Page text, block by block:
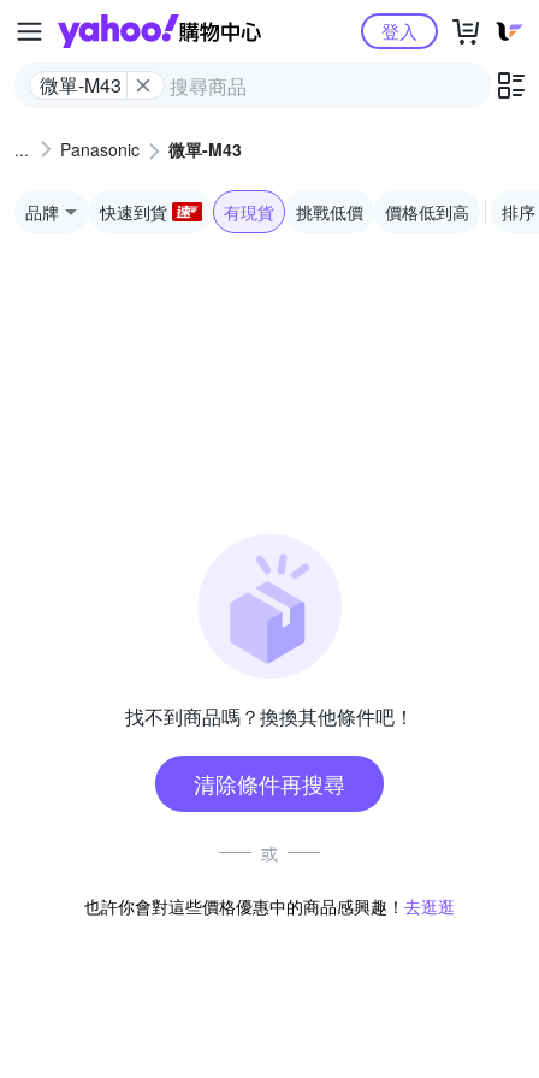
Yahoo購物中心
微單-M43
登入
Panasonic 微單-M43
品牌 快速到貨 有現貨 挑戰低價 價格低到高 排序
找不到商品嗎？換換其他條件吧！
清除條件再搜尋
或
也許你會對這些價格優惠中的商品感興趣！ 去逛逛